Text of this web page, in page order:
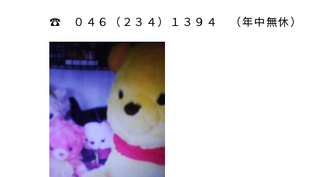
☎ ０４６（２３４）１３９４ （年中無休）